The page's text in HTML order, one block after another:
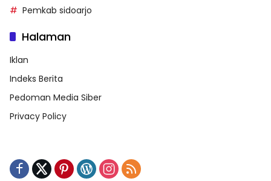
Pemkab sidoarjo
Halaman
Iklan
Indeks Berita
Pedoman Media Siber
Privacy Policy